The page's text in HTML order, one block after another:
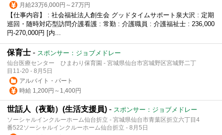
月給23万6,000円～27万円
【仕事内容】 : 社会福祉法人創生会 グッドタイムサポート泉大沢 : 定期
巡回・随時対応型訪問介護看護 : 常勤 : 介護職員 : 介護福祉士 : 236,000
円-270,000円 [内...
保育士 - スポンサー：ジョブメドレー
仙台医療センター ひまわり保育園 - 宮城県仙台市宮城野区宮城野二丁
目11-20 - 8月5日
アルバイト・パート
時給 1,200円～1,400円
世話人（夜勤）(生活支援員) - スポンサー：ジョブメドレー
ソーシャルインクルーホーム仙台折立 - 宮城県仙台市青葉区折立六丁目4
番522ソーシャルインクルーホーム仙台折立 - 8月5日